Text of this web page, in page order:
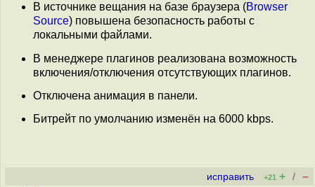
В источнике вещания на базе браузера (Browser
Source) повышена безопасность работы с
локальными файлами.
В менеджере плагинов реализована возможность
включения/отключения отсутствующих плагинов.
Отключена анимация в панели.
Битрейт по умолчанию изменён на 6000 kbps.
исправить +21 + / –